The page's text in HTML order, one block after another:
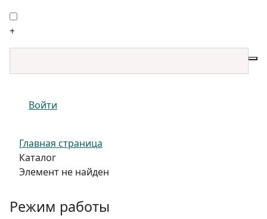
+
Войти
Главная страница
Каталог
Элемент не найден
Режим работы